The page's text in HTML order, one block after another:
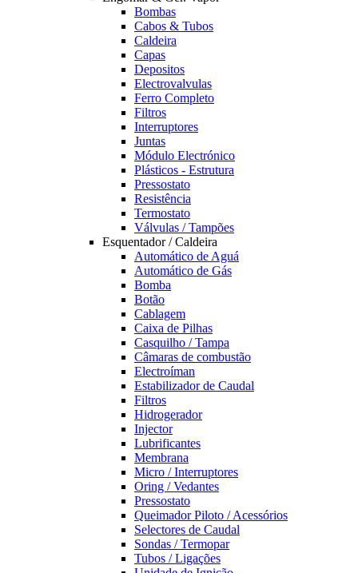
Bombas
Cabos & Tubos
Caldeira
Capas
Depositos
Electrovalvulas
Ferro Completo
Filtros
Interruptores
Juntas
Módulo Electrónico
Plásticos - Estrutura
Pressostato
Resistência
Termostato
Válvulas / Tampões
Esquentador / Caldeira
Automático de Aguá
Automático de Gás
Bomba
Botão
Cablagem
Caixa de Pilhas
Casquilho / Tampa
Câmaras de combustão
Electroíman
Estabilizador de Caudal
Filtros
Hidrogerador
Injector
Lubrificantes
Membrana
Micro / Interruptores
Oring / Vedantes
Pressostato
Queimador Piloto / Acessórios
Selectores de Caudal
Sondas / Termopar
Tubos / Ligações